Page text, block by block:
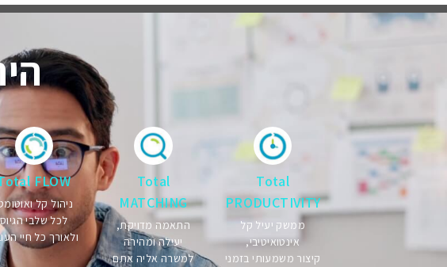
Total
PRODUCTIVITY
ממשק יעיל קל
אינטואיטיבי,
קיצור משמעותי בזמני
Total
MATCHING
התאמה מדויקת,
יעילה ומהירה
למשרה אליה אתם
FLOW
ניהול קל
לכל שלבי הגיוס
ולאורך כל חיי